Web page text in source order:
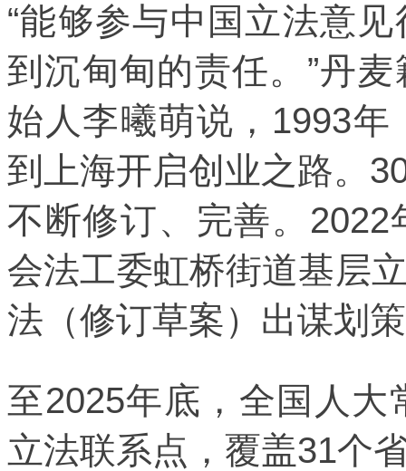
“能够参与中国立法意
到沉甸甸的责任。”丹
始人李曦萌说，1993
到上海开启创业之路。
不断修订、完善。
会法工委虹桥街道基层
法（修订草案）出谋划
至2025年底，全国人
立法联系点，覆盖31个